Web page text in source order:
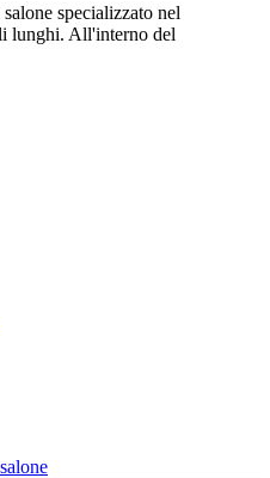
specializzato nel
lunghi. All'interno del